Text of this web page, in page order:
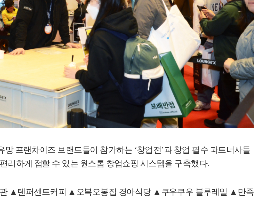
망 프랜차이즈 브랜드들이 참가하는 ‘창업전’과 창업 필수 파트너사들
리하게 접할 수 있는 원스톱 창업쇼핑 시스템을 구축했다.
▲텐퍼센트커피 ▲ 오복오봉집 경아식당 ▲ 쿠우쿠우 블루레일 ▲ 만족